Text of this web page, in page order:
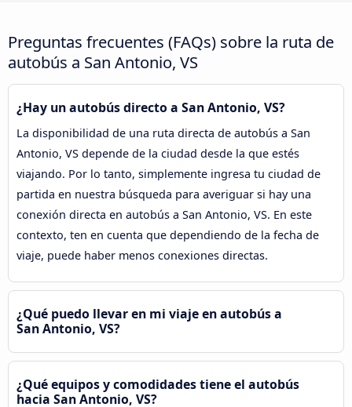
Preguntas frecuentes (FAQs) sobre la ruta de
autobús a San Antonio, VS
¿Hay un autobús directo a San Antonio, VS?
La disponibilidad de una ruta directa de autobús a San
Antonio, VS depende de la ciudad desde la que estés
viajando. Por lo tanto, simplemente ingresa tu ciudad de
partida en nuestra búsqueda para averiguar si hay una
conexión directa en autobús a San Antonio, VS. En este
contexto, ten en cuenta que dependiendo de la fecha de
viaje, puede haber menos conexiones directas.
¿Qué puedo llevar en mi viaje en autobús a
San Antonio, VS?
¿Qué equipos y comodidades tiene el autobús
hacia San Antonio, VS?